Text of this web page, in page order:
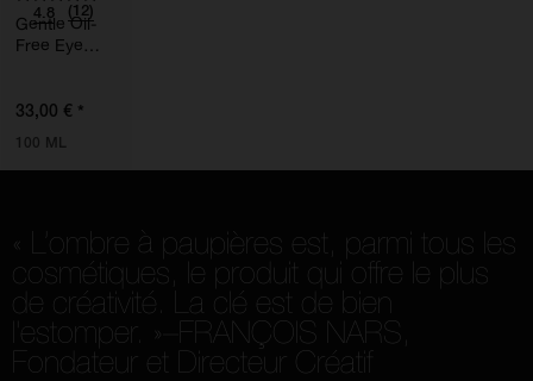
4.8 (12)
Gentle Oil-
Free Eye
33,00 € *
100 ML
« L’ombre à paupières est, parmi tous les
cosmétiques, le produit qui offre le plus
de créativité. La clé est de bien
l'estomper. »
–FRANÇOIS NARS,
Fondateur et Directeur Créatif